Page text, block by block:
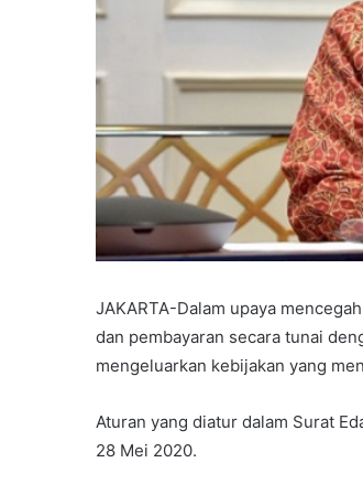
JAKARTA-Dalam upaya
dan pembayaran secara tunai
mengeluarkan kebijakan yang
Aturan yang diatur dalam Surat
28 Mei 2020.